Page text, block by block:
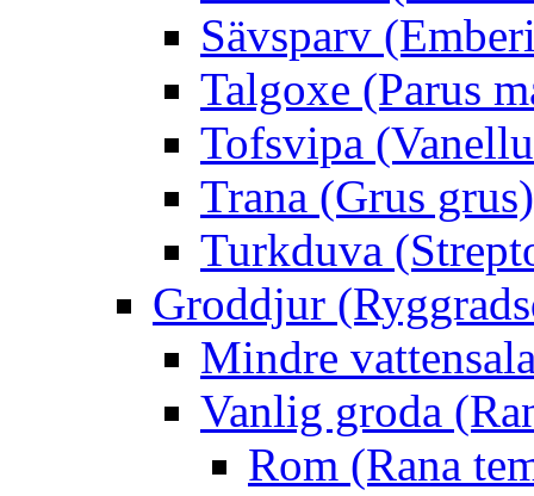
Sävsparv
Talgoxe (Parus
Tofsvipa
Trana (Grus grus)
Turkduva
Groddjur
Mindre
Vanlig groda
Rom (Rana